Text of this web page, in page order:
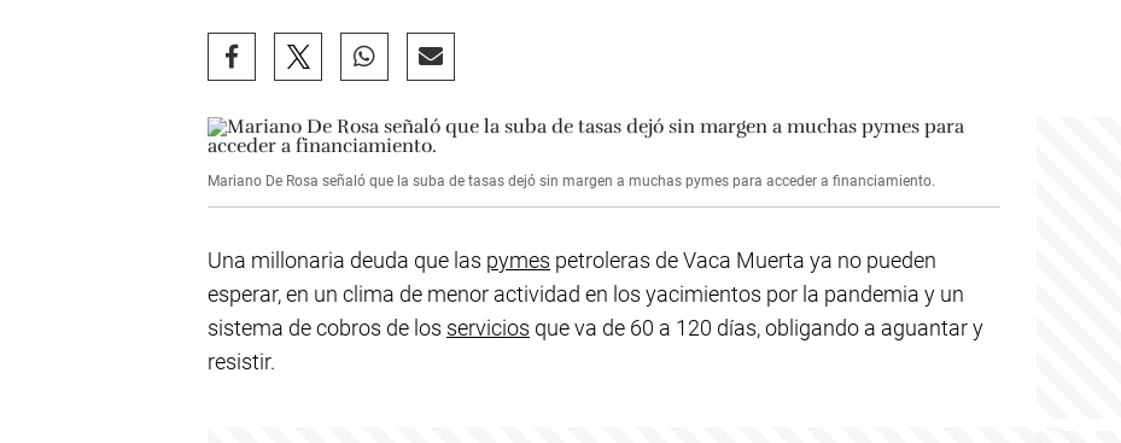
Mariano De Rosa señaló que la suba de tasas dejó sin margen a muchas pymes para acceder a financiamiento.
Una millonaria deuda que las pymes petroleras de Vaca Muerta ya no pueden
esperar, en un clima de menor actividad en los yacimientos por la pandemia y un
sistema de cobros de los servicios que va de 60 a 120 días, obligando a aguantar y
resistir.